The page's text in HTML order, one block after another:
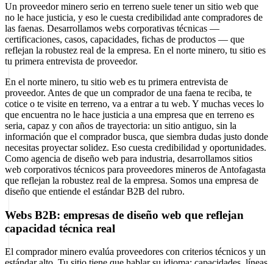
Un proveedor minero serio en terreno suele tener un sitio web que
no le hace justicia, y eso le cuesta credibilidad ante compradores de
las faenas. Desarrollamos webs corporativas técnicas —
certificaciones, casos, capacidades, fichas de productos — que
reflejan la robustez real de la empresa. En el norte minero, tu sitio es
tu primera entrevista de proveedor.
En el norte minero, tu sitio web es tu primera entrevista de
proveedor. Antes de que un comprador de una faena te reciba, te
cotice o te visite en terreno, va a entrar a tu web. Y muchas veces lo
que encuentra no le hace justicia a una empresa que en terreno es
seria, capaz y con años de trayectoria: un sitio antiguo, sin la
información que el comprador busca, que siembra dudas justo donde
necesitas proyectar solidez. Eso cuesta credibilidad y oportunidades.
Como agencia de diseño web para industria, desarrollamos sitios
web corporativos técnicos para proveedores mineros de Antofagasta
que reflejan la robustez real de la empresa. Somos una empresa de
diseño que entiende el estándar B2B del rubro.
Webs B2B: empresas de diseño web que reflejan
capacidad técnica real
El comprador minero evalúa proveedores con criterios técnicos y un